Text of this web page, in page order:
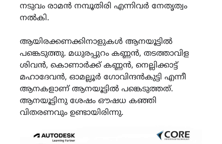
നടുവം രാമൻ നമ്പൂതിരി എന്നിവർ നേതൃത്വം
നൽകി.
ആയിരക്കണക്കിനാളുകൾ ആനയൂട്ടിൽ
പങ്കെടുത്തു. മധുരപ്പുറം കണ്ണൻ, തടത്താവിള
ശിവൻ, കൊണാർക്ക് കണ്ണൻ, നെല്ലിക്കാട്ട്
മഹാദേവൻ, ഓമല്ലൂർ ഗോവിന്ദൻകുട്ടി എന്നീ
ആനകളാണ് ആനയൂട്ടിൽ പങ്കെടുത്തത്.
ആനയൂട്ടിനു ശേഷം ഔഷധ കഞ്ഞി
വിതരണവും ഉണ്ടായിരിന്നു.